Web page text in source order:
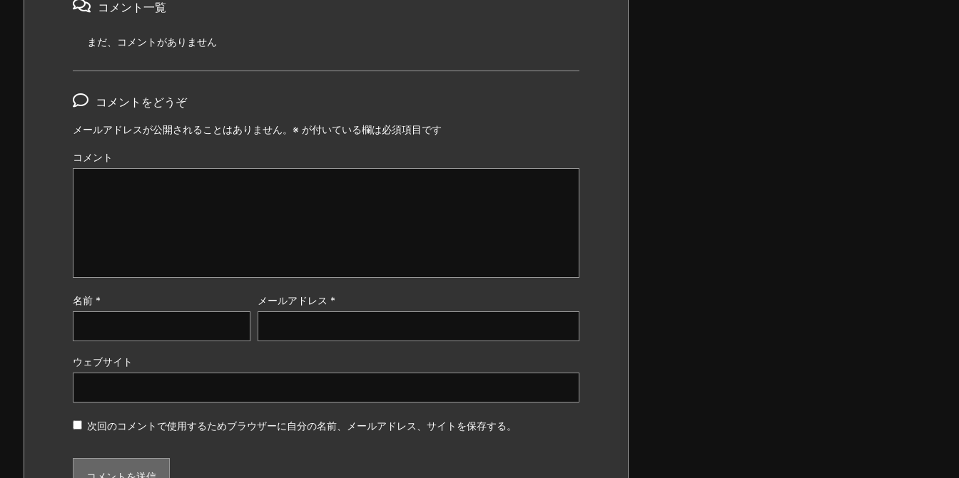
コメント一覧
まだ、コメントがありません
コメントをどうぞ
メールアドレスが公開されることはありません。 ※ が付いている欄は必須項目です
コメント
名前 * メールアドレス *
ウェブサイト
次回のコメントで使用するためブラウザーに自分の名前、メールアドレス、サイトを保存する。